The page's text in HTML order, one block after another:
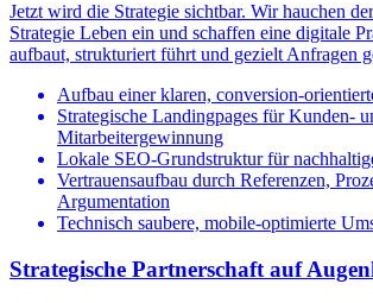
Jetzt wird die Strategie sichtbar. Wir hauchen
Strategie Leben ein und schaffen eine digitale
aufbaut, strukturiert führt und gezielt Anfragen
Aufbau einer klaren, conversion-
Strategische Landingpages für Kunden-
Mitarbeitergewinnung
Lokale SEO-Grundstruktur für
Vertrauensaufbau durch Referenzen,
Argumentation
Technisch saubere, mobile-optimierte
Strategische Partnerschaft auf